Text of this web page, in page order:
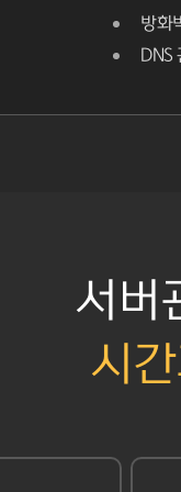
방화
DNS
서버
시